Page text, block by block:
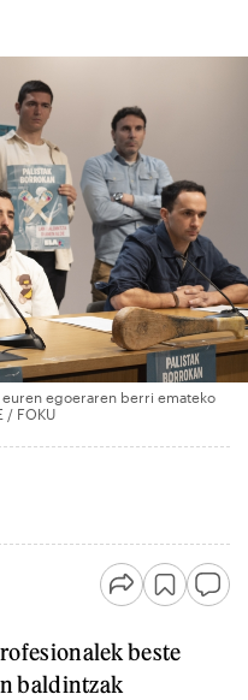
euren egoeraren berri emateko
/ FOKU
beste
baldintzak